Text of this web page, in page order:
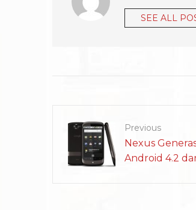
SEE ALL
Previous
Nexus
Android 4.2